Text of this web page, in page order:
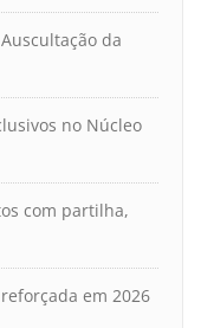
da
no Núcleo
com partilha,
em 2026